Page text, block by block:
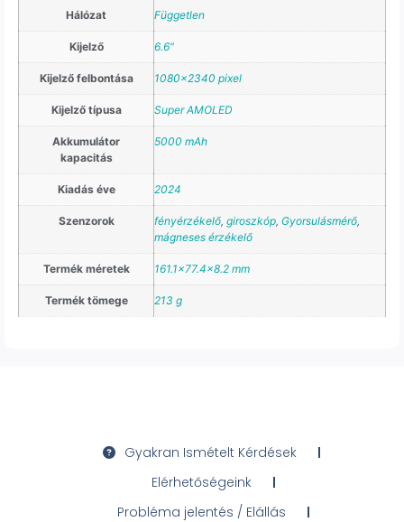
Hálózat Független
Kijelző 6.6"
Kijelző felbontása 1080×2340 pixel
Kijelző típusa Super AMOLED
Akkumulátor
kapacitás
5000 mAh
Kiadás éve 2024
Szenzorok fényérzékelő, giroszkóp, Gyorsulásmérő,
mágneses érzékelő
Termék méretek 161.1×77.4×8.2 mm
Termék tömege 213 g
Gyakran Ismételt Kérdések
Elérhetőségeink
Probléma jelentés / Elállás